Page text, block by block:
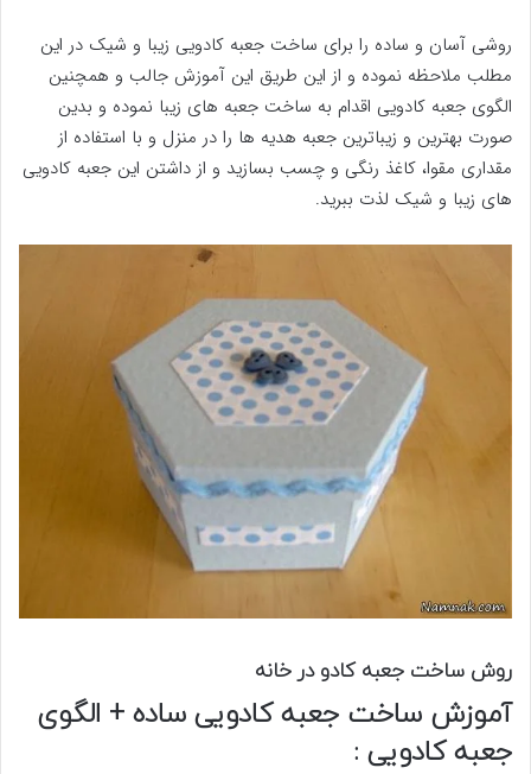
روشی آسان و ساده را برای ساخت جعبه کادویی زیبا و شیک در این
مطلب ملاحظه نموده و از این طریق این آموزش جالب و همچنین
الگوی جعبه کادویی اقدام به ساخت جعبه های زیبا نموده و بدین
صورت بهترین و زیباترین جعبه هدیه ها را در منزل و با استفاده از
مقداری مقوا، کاغذ رنگی و چسب بسازید و از داشتن این جعبه کادویی
های زیبا و شیک لذت ببرید.
روش ساخت جعبه کادو در خانه
آموزش ساخت جعبه کادویی ساده + الگوی
جعبه کادویی :